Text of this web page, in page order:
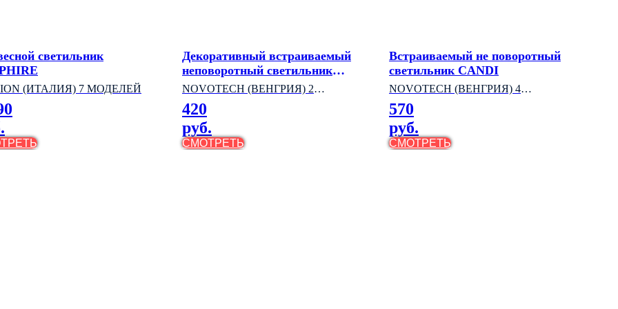
светильник
(ИТАЛИЯ) 7 МОДЕЛЕЙ
Декоративный встраиваемый
неповоротный светильник
ROUND
NOVOTECH (ВЕНГРИЯ) 2
МОДЕЛИ
420
руб.
СМОТРЕТЬ
Встраиваемый не поворотный
светильник CANDI
NOVOTECH (ВЕНГРИЯ) 4
МОДЕЛИ
570
руб.
СМОТРЕТЬ